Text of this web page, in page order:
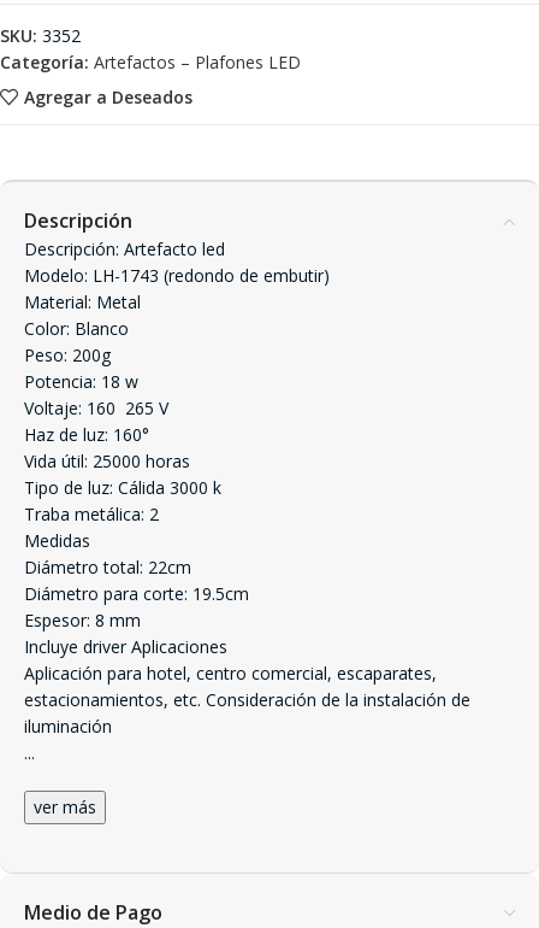
Agregar a Deseados
SKU: 3352
Categoría: Artefactos – Plafones LED
Descripción
Descripción: Artefacto led
Modelo: LH-1743 (redondo de embutir)
Material: Metal
Color: Blanco
Peso: 200g
Potencia: 18 w
Voltaje: 160  265 V
Haz de luz: 160°
Vida útil: 25000 horas
Tipo de luz: Cálida 3000 k
Traba metálica: 2
Medidas
Diámetro total: 22cm
Diámetro para corte: 19.5cm
Espesor: 8 mm
Incluye driver Aplicaciones
Aplicación para hotel, centro comercial, escaparates,
estacionamientos, etc. Consideración de la instalación de
iluminación
...
ver más
Medio de Pago